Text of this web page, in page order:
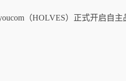
（HOLVES）正式开启自主